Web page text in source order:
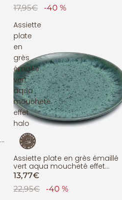
17,95€
-40 %
Assiette
plate
en
grès
émaillé
vert
aqua
moucheté
effet
halo
PROMOTION
Assiette plate en grès émaillé
vert aqua moucheté effet
halo
13,77€
22,95€
-40 %